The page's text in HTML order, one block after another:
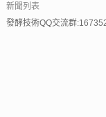
新聞列表
發酵技術QQ交流群